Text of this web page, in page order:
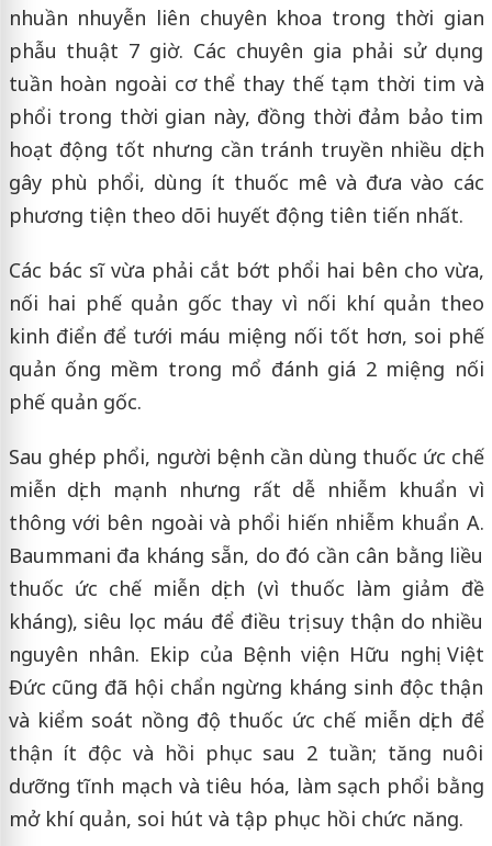
nhuần nhuyễn liên chuyên khoa trong thời gian
phẫu thuật 7 giờ. Các chuyên gia phải sử dụng
tuần hoàn ngoài cơ thể thay thế tạm thời tim và
phổi trong thời gian này, đồng thời đảm bảo tim
hoạt động tốt nhưng cần tránh truyền nhiều dịch
gây phù phổi, dùng ít thuốc mê và đưa vào các
phương tiện theo dõi huyết động tiên tiến nhất.
Các bác sĩ vừa phải cắt bớt phổi hai bên cho vừa,
nối hai phế quản gốc thay vì nối khí quản theo
kinh điển để tưới máu miệng nối tốt hơn, soi phế
quản ống mềm trong mổ đánh giá 2 miệng nối
phế quản gốc.
Sau ghép phổi, người bệnh cần dùng thuốc ức chế
miễn dịch mạnh nhưng rất dễ nhiễm khuẩn vì
thông với bên ngoài và phổi hiến nhiễm khuẩn A.
Baummani đa kháng sẵn, do đó cần cân bằng liều
thuốc ức chế miễn dịch (vì thuốc làm giảm đề
kháng), siêu lọc máu để điều trị suy thận do nhiều
nguyên nhân. Ekip của Bệnh viện Hữu nghị Việt
Đức cũng đã hội chẩn ngừng kháng sinh độc thận
và kiểm soát nồng độ thuốc ức chế miễn dịch để
thận ít độc và hồi phục sau 2 tuần; tăng nuôi
dưỡng tĩnh mạch và tiêu hóa, làm sạch phổi bằng
mở khí quản, soi hút và tập phục hồi chức năng.